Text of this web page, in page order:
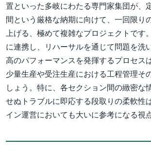
置といった多岐にわたる専門家集団が、
間という厳格な納期に向けて、一回限り
上げる、極めて複雑なプロジェクトです
に連携し、リハーサルを通じて問題を洗
高のパフォーマンスを発揮するプロセス
少量生産や受注生産における工程管理そ
しょう。特に、各セクション間の緻密な
せぬトラブルに即応する段取りの柔軟性
イン運営においても大いに参考になる視